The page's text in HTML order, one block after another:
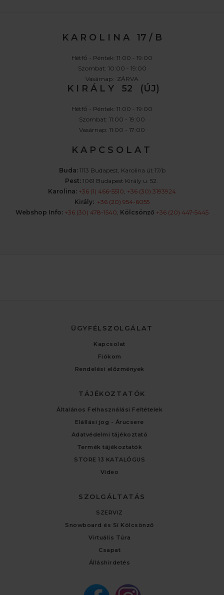
K A R O L I N A 17 / B
Hétfő - Péntek: 11:00 - 19:00
Szombat: 10:00 - 19:00
Vasárnap: ZÁRVA
K I R Á L Y 52 (ÚJ)
Hétfő - Péntek: 11:00 - 19:00
Szombat: 11:00 - 19:00
Vasárnap: 11:00 - 17:00
K A P C S O L A T
Buda: 1113 Budapest, Karolina út 17/b
Pest: 1061 Budapest Király u. 52.
Karolina: +36 (1) 466-5510, +36 (30) 3193924
Király: +36 (20) 954-6055
Webshop Info: +36 (30) 478-1540, Kölcsönző +36 (20) 447-5445
ÜGYFÉLSZOLGÁLAT
Kapcsolat
Fiókom
Rendelési előzmények
TÁJÉKOZTATÓK
Általános Felhasználási Feltételek
Elállási jog - Árucsere
Adatvédelmi tájékoztató
Termék tájékoztatók
STORE 13 KATALÓGUS
Video
SZOLGÁLTATÁS
SZERVIZ
Snowboard és Sí Kölcsönző
Virtuális Túra
Csapat
Álláshirdetés